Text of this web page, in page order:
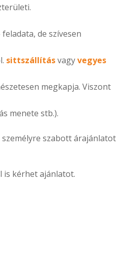
de szívesen
sittszállításvagyvegyes
megkapja. Viszont
menete stb.).
szabott árajánlatot
is kérhet ajánlatot.